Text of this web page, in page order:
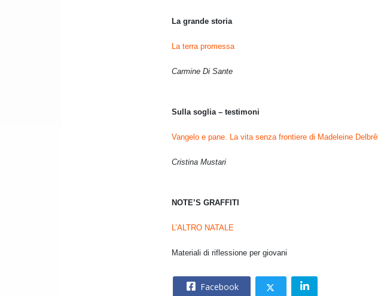
La grande storia
La terra promessa
Carmine Di Sante
Sulla soglia – testimoni
Vangelo e pane. La vita senza frontiere di Madeleine Delbrêl
Cristina Mustari
NOTE’S GRAFFITI
L’ALTRO NATALE
Materiali di riflessione per giovani
Facebook